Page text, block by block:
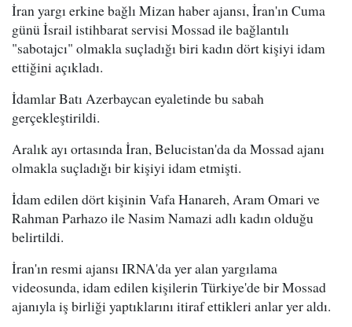
İran yargı erkine bağlı Mizan haber ajansı, İran'ın Cuma
günü İsrail istihbarat servisi Mossad ile bağlantılı
"sabotajcı" olmakla suçladığı biri kadın dört kişiyi idam
ettiğini açıkladı.
İdamlar Batı Azerbaycan eyaletinde bu sabah
gerçekleştirildi.
Aralık ayı ortasında İran, Belucistan'da da Mossad ajanı
olmakla suçladığı bir kişiyi idam etmişti.
İdam edilen dört kişinin Vafa Hanareh, Aram Omari ve
Rahman Parhazo ile Nasim Namazi adlı kadın olduğu
belirtildi.
İran'ın resmi ajansı IRNA'da yer alan yargılama
videosunda, idam edilen kişilerin Türkiye'de bir Mossad
ajanıyla iş birliği yaptıklarını itiraf ettikleri anlar yer aldı.